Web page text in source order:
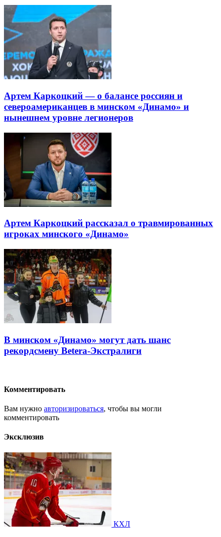
Артем Каркоцкий — о балансе россиян и
североамериканцев в минском «Динамо» и
нынешнем уровне легионеров
Артем Каркоцкий рассказал о травмированных
игроках минского «Динамо»
В минском «Динамо» могут дать шанс
рекордсмену Betera-Экстралиги
Комментировать
Вам нужно авторизироваться, чтобы вы могли
комментировать
Эксклюзив
КХЛ